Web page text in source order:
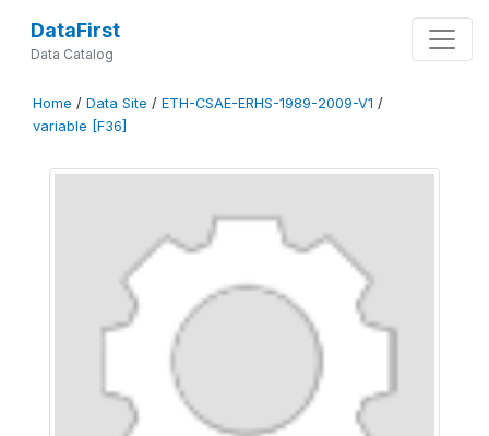
DataFirst
Data Catalog
Home / Data Site / ETH-CSAE-ERHS-1989-2009-V1 /
variable [F36]